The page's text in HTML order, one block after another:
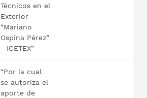
Técnicos en el
Exterior
“Mariano
Ospina Pérez”
- ICETEX”
“Por la cual
se autoriza el
aporte de